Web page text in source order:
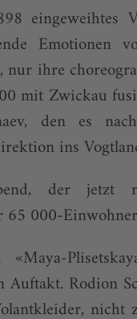
eingeweihtes
Emotionen
ihre
mit Zwickau
den es
ins
der jetzt
000-
Rodion
nicht